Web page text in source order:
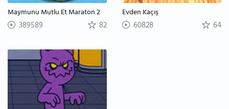
Maymunu Mutlu Et Maraton 2
389589 82
Evden Kaçış
60828 64